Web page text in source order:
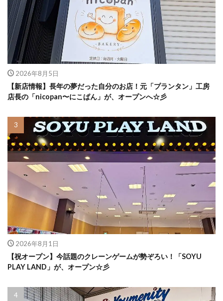
2026年8月5日
【新店情報】長年の夢だった自分のお店！元「プランタン」工房
店長の「nicopan〜にこぱん」が、オープンへ☆彡
2026年8月1日
【祝オープン】今話題のクレーンゲームが勢ぞろい！「SOYU
PLAY LAND」が、オープン☆彡